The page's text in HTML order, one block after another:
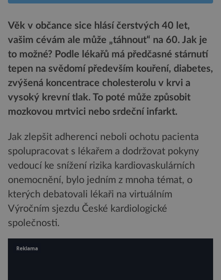
Věk v občance sice hlásí čerstvých 40 let,
vašim cévám ale může „táhnout“ na 60. Jak je
to možné? Podle lékařů má předčasné stárnutí
tepen na svědomí především kouření, diabetes,
zvýšená koncentrace cholesterolu v krvi a
vysoký krevní tlak. To poté může způsobit
mozkovou mrtvici nebo srdeční infarkt.
Jak zlepšit adherenci neboli ochotu pacienta
spolupracovat s lékařem a dodržovat pokyny
vedoucí ke snížení rizika kardiovaskulárních
onemocnění, bylo jedním z mnoha témat, o
kterých debatovali lékaři na virtuálním
Výročním sjezdu České kardiologické
společnosti.
Reklama